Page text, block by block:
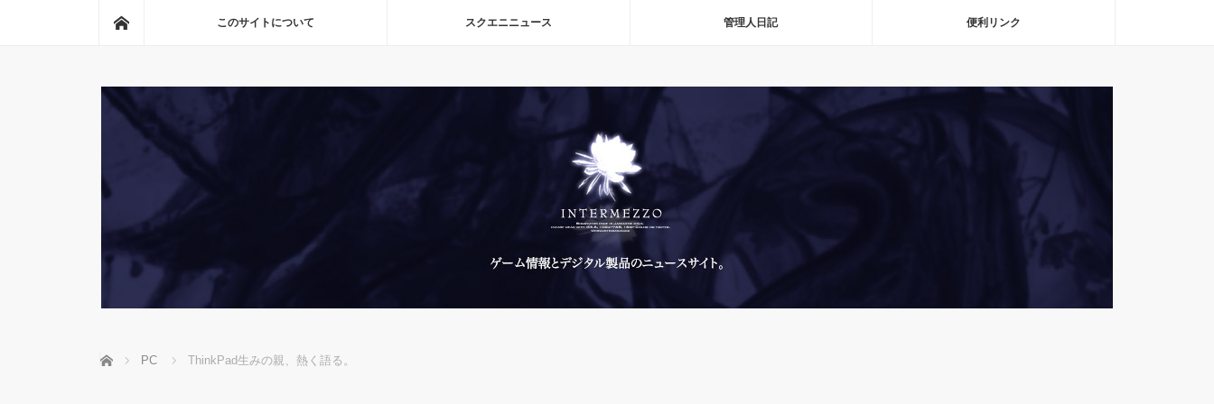
このサイトについて スクエニニュース 管理人日記 便利リンク
ホーム PC ThinkPad生みの親、熱く語る。